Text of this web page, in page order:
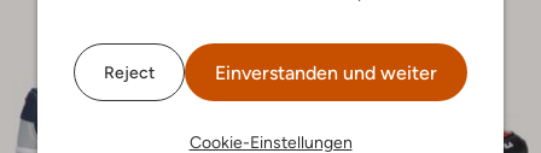
Reject Einverstanden und weiter
Cookie-Einstellungen